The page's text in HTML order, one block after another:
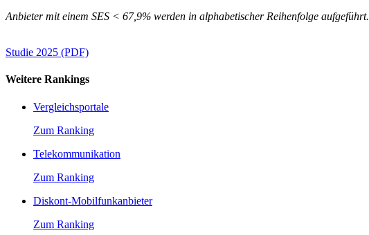
Anbieter mit einem SES < 67,9% werden in alphabetischer Reihenfolge aufgeführt.
Studie 2025 (PDF)
Weitere Rankings
Vergleichsportale
Zum Ranking
Telekommunikation
Zum Ranking
Diskont-Mobilfunkanbieter
Zum Ranking